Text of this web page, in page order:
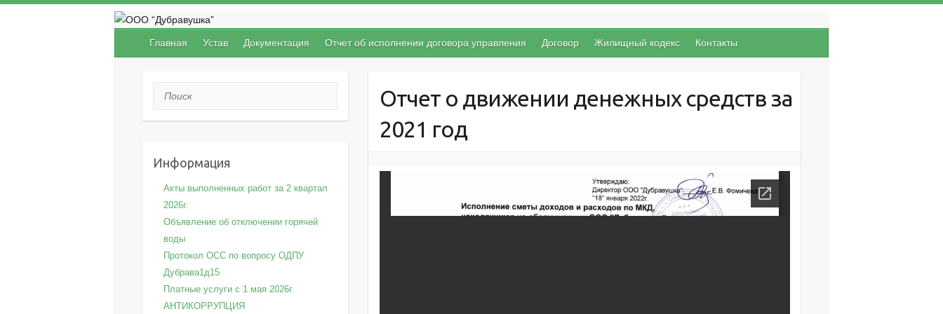
Главная Устав Документация Отчет об исполнении договора управления Договор Жилищный кодекс Контакты
Отчет о движении денежных средств за
2021 год
Поиск
Информация
Акты выполненных работ за 2 квартал
2026г.
Объявление об отключении горячей
воды
Протокол ОСС по вопросу ОДПУ
Дубрава1д15
Платные услуги с 1 мая 2026г.
АНТИКОРРУПЦИЯ